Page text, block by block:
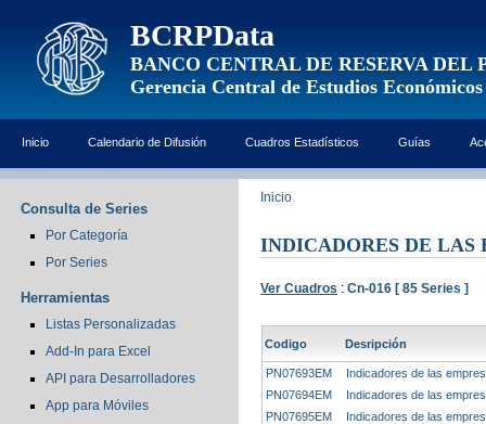
BCRPData
BANCO CENTRAL DE RESERVA DEL
Gerencia Central de Estudios Económicos
Inicio Calendario de Difusión Cuadros Estadísticos Guías
Consulta de Series
Por Categoría
Por Series
Herramientas
Listas Personalizadas
Add-In para Excel
API para Desarrolladores
App para Móviles
Inicio
INDICADORES DE LAS
Ver Cuadros : Cn-016 [ 85 Series ]
Codigo Desripción
PN07693EM
Indicadores de las
PN07694EM
Indicadores de las
PN07695EM
Indicadores de las